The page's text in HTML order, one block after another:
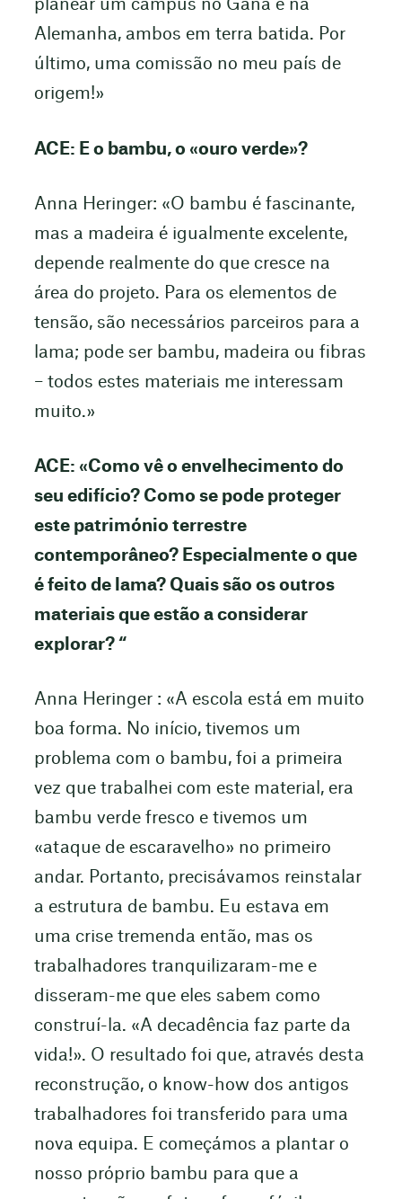
planear um campus no Gana e na
Alemanha, ambos em terra batida. Por
último, uma comissão no meu país de
origem!»
ACE: E o bambu, o «ouro verde»?
Anna Heringer: «O bambu é fascinante,
mas a madeira é igualmente excelente,
depende realmente do que cresce na
área do projeto. Para os elementos de
tensão, são necessários parceiros para a
lama; pode ser bambu, madeira ou fibras
– todos estes materiais me interessam
muito.»
ACE: «Como vê o envelhecimento do
seu edifício? Como se pode proteger
este património terrestre
contemporâneo? Especialmente o que
é feito de lama? Quais são os outros
materiais que estão a considerar
explorar? “
Anna Heringer : «A escola está em muito
boa forma. No início, tivemos um
problema com o bambu, foi a primeira
vez que trabalhei com este material, era
bambu verde fresco e tivemos um
«ataque de escaravelho» no primeiro
andar. Portanto, precisávamos reinstalar
a estrutura de bambu. Eu estava em
uma crise tremenda então, mas os
trabalhadores tranquilizaram-me e
disseram-me que eles sabem como
construí-la. «A decadência faz parte da
vida!». O resultado foi que, através desta
reconstrução, o know-how dos antigos
trabalhadores foi transferido para uma
nova equipa. E começámos a plantar o
nosso próprio bambu para que a